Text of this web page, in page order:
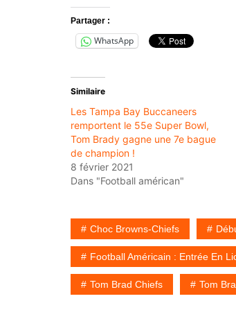
Partager :
WhatsApp
Similaire
Les Tampa Bay Buccaneers
remportent le 55e Super Bowl,
Tom Brady gagne une 7e bague
de champion !
8 février 2021
Dans "Football américan"
Choc Browns-Chiefs
Football Américain : Entrée En
Tom Brad Chiefs Tom